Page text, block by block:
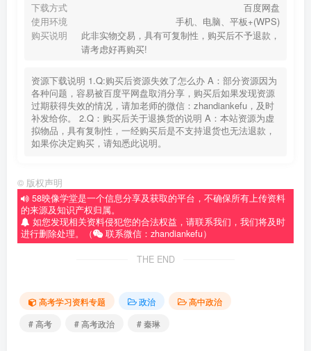
下载方式
百度网盘
使用环境
手机、电脑、平板+(WPS)
购买说明
此非实物交易，具有可复制性，购买后不予退款，
请考虑好再购买!
资源下载说明 1.Q:购买后资源失效了怎么办 A：部分资源因为
各种问题，容易被百度平网盘取消分享，购买后如果发现资源
过期获得失效的情况，请加老师的微信：zhandiankefu，及时
补发给你。 2.Q：购买后关于退换货的说明 A：本站资源为虚
拟物品，具有复制性，一经购买后是不支持退货也无法退款，
如果你决定购买，请知悉此说明。
© 版权声明
58映像学堂是一个信息分享及获取的平台，不确保所有上传资料
的来源及知识产权归属。
如您发现相关资料侵犯您的合法权益，请联系我们，我们将及时
进行删除处理。（
联系微信：zhandiankefu）
THE END
高考学习资料专题 政治
高中政治
# 高考
# 高考政治 # 秦琳